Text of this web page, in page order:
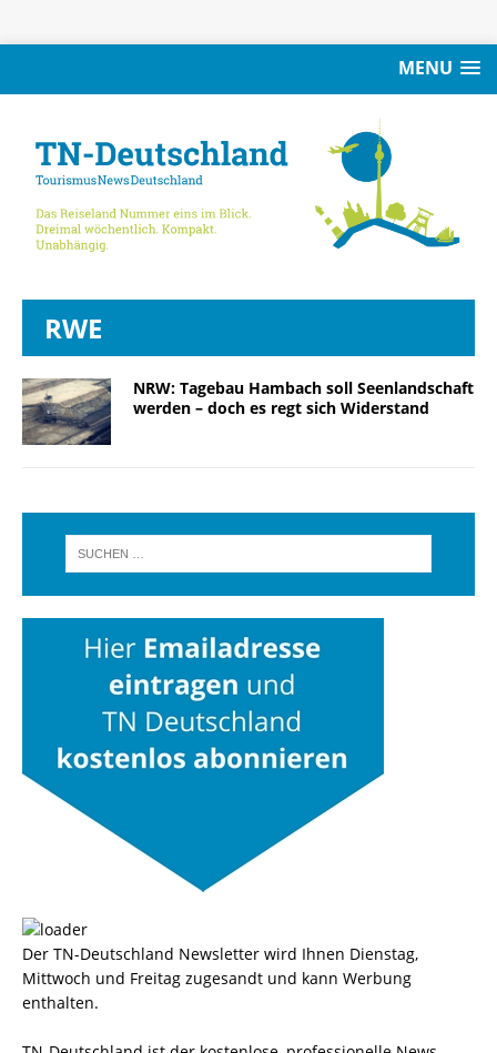
MENU
RWE
NRW: Tagebau Hambach soll Seenlandschaft
werden – doch es regt sich Widerstand
Der TN-Deutschland Newsletter wird Ihnen Dienstag,
Mittwoch und Freitag zugesandt und kann Werbung
enthalten.